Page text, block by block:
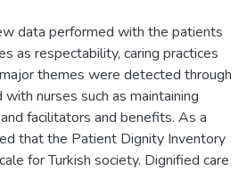
data performed with the patients
as respectability, caring practices
themes were detected through
nurses such as maintaining
facilitators and benefits. As a
that the Patient Dignity Inventory
for Turkish society. Dignified care